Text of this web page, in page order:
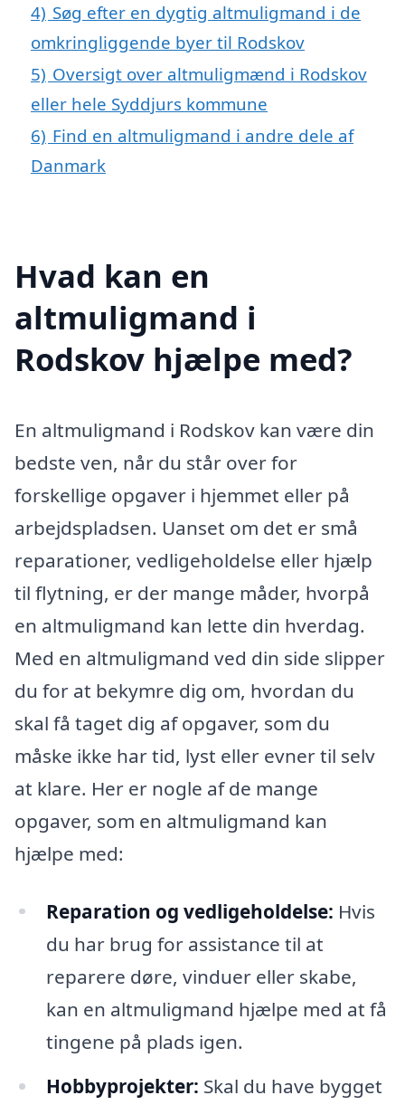
4) Søg efter en dygtig altmuligmand i de
omkringliggende byer til Rodskov
5) Oversigt over altmuligmænd i Rodskov
eller hele Syddjurs kommune
6) Find en altmuligmand i andre dele af
Danmark
Hvad kan en
altmuligmand i
Rodskov hjælpe med?
En altmuligmand i Rodskov kan være din
bedste ven, når du står over for
forskellige opgaver i hjemmet eller på
arbejdspladsen. Uanset om det er små
reparationer, vedligeholdelse eller hjælp
til flytning, er der mange måder, hvorpå
en altmuligmand kan lette din hverdag.
Med en altmuligmand ved din side slipper
du for at bekymre dig om, hvordan du
skal få taget dig af opgaver, som du
måske ikke har tid, lyst eller evner til selv
at klare. Her er nogle af de mange
opgaver, som en altmuligmand kan
hjælpe med:
Reparation og vedligeholdelse: Hvis
du har brug for assistance til at
reparere døre, vinduer eller skabe,
kan en altmuligmand hjælpe med at få
tingene på plads igen.
Hobbyprojekter: Skal du have bygget